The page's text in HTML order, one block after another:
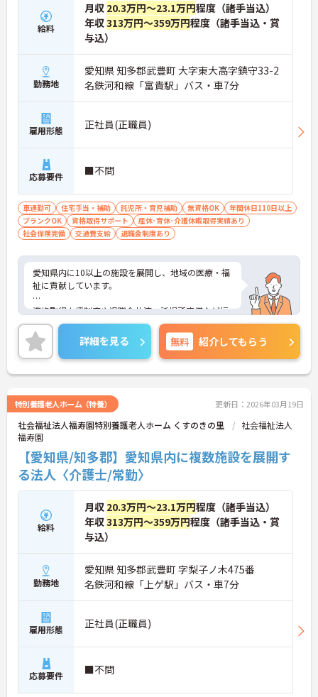
給料
月収 20.3万円～23.1万円程度（諸手当込）
年収313万円～359万円程度（諸手当込・賞
与込）
勤務地
愛知県 知多郡武豊町 大字東大高字鎮守33-2
名鉄河和線「富貴駅」バス・車7分
雇用形態 正社員(正職員)
応募要件 ■不問
車通勤可 住宅手当・補助 託児所・育児補助 無資格OK
年間休日110日以上
ブランクOK
資格取得サポート
産休･育休･介護休暇取得実績あり
社会保険完備
交通費支給 退職金制度あり
愛知県内に10以上の施設を展開し、地域の医療・福
祉に貢献しています。
資格取得支援制度や退職金共済、託児所完備など福
利厚生が充実しています。
ご興味ある方には、面接対策ポイントなど、さらに
詳細をお話しいたしますのでお気軽にご相談くださ
い。
詳細を見る 無料 紹介してもらう
特別養護老人ホーム（特養） 更新日：2026年03月19日
社会福祉法人福寿園特別養護老人ホーム くすのきの里
社会福祉法人
福寿園
【愛知県/知多郡】愛知県内に複数施設を展開す
る法人〈介護士/常勤〉
給料
月収 20.3万円～23.1万円程度（諸手当込）
年収313万円～359万円程度（諸手当込・賞
与込）
勤務地
愛知県 知多郡武豊町 字梨子ノ木475番
名鉄河和線「上ゲ駅」バス・車7分
雇用形態 正社員(正職員)
応募要件 ■不問